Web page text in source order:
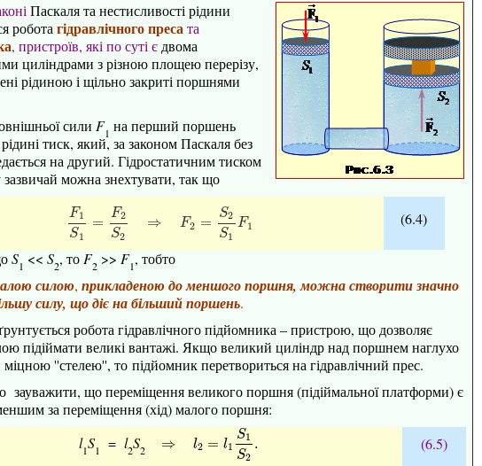
Паскаля та нестисливості рідини
робота гідравлічного преса та
, пристроїв, які по суті є двома
циліндрами з різною площею перерізу,
рідиною і щільно закриті поршнями
сили F1 на перший поршень
тиск, який, за законом Паскаля без
на другий. Гідростатичним тиском
можна знехтувати, так що
F1
S1
=
F2
S2
F1S 1= F2S2 ⇒
⇒ F2 =
S2
S1
F1
F2 =S2 S1F1 (6.4)
S1 << S2, то F2 >> F1, тобто
силою, прикладеною до меншого поршня, можна створити значно
силу, що діє на більший поршень.
робота гідравлічного підйомника – пристрою, що дозволяє
підіймати великі вантажі. Якщо великий циліндр надпоршнемнаглухо
міцною ''стелею'', то підйомник перетвориться на гідравлічний прес.
зауважити, що переміщення великого поршня (підіймальної платформи) є
за переміщення (хід) малого поршня:
l1S1 =l2S2 ⇒
⇒ l2 = l1
S1
S2
.
l2 =l1 S1S2.
(6.5)